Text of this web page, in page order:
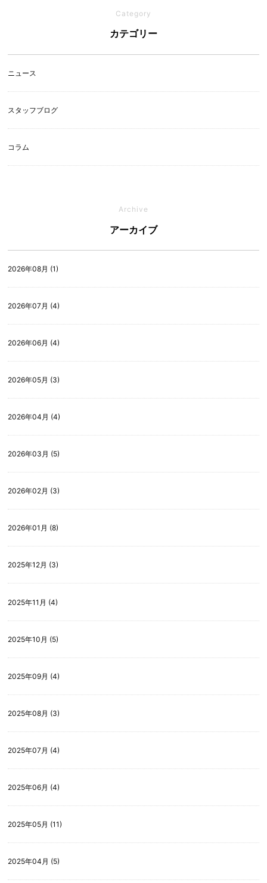
Category
カテゴリー
ニュース
スタッフブログ
コラム
Archive
アーカイブ
2026年08月 (1)
2026年07月 (4)
2026年06月 (4)
2026年05月 (3)
2026年04月 (4)
2026年03月 (5)
2026年02月 (3)
2026年01月 (8)
2025年12月 (3)
2025年11月 (4)
2025年10月 (5)
2025年09月 (4)
2025年08月 (3)
2025年07月 (4)
2025年06月 (4)
2025年05月 (11)
2025年04月 (5)